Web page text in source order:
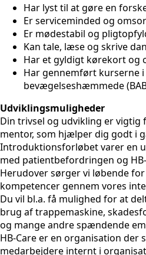
Har lyst til at gøre en
Er serviceminded og
Er mødestabil og
Kan tale, læse og skrive
Har et gyldigt kørekort og
Har gennemført kurserne
bevægelseshæmmede
Udviklingsmuligheder
Din trivsel og udvikling er
mentor, som hjælper dig godt i
Introduktionsforløbet varer en
med patientbefordringen og
Herudover sørger vi løbende
kompetencer gennem vores
Du vil bl.a. få mulighed for at
brug af trappemaskine,
og mange andre spændende
HB-Care er en organisation
medarbejdere internt i